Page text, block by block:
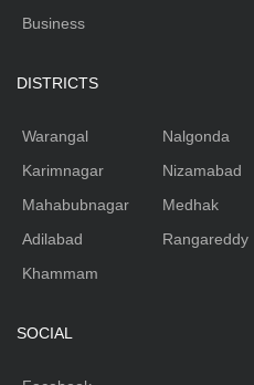
Business
DISTRICTS
Warangal
Karimnagar
Mahabubnagar
Adilabad
Khammam
Nalgonda
Nizamabad
Medhak
Rangareddy
SOCIAL